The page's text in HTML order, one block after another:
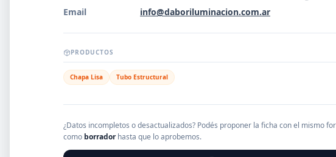
Email
info@daboriluminacion.com.ar
PRODUCTOS
Chapa Lisa Tubo Estructural
¿Datos incompletos o desactualizados? Podés proponer la ficha con el mismo
como borradorhasta que lo aprobemos.